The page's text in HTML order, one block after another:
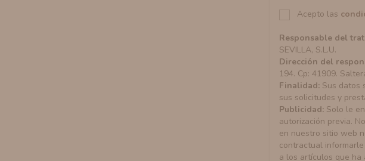
Acepto las
Responsable del
SEVILLA, S.L.U.
Dirección del
194. Cp: 41909.
Finalidad:Sus datos
sus solicitudes y
Publicidad:Solo le
autorización previa.
en nuestro sitio web
contractual
a los artículos que ha